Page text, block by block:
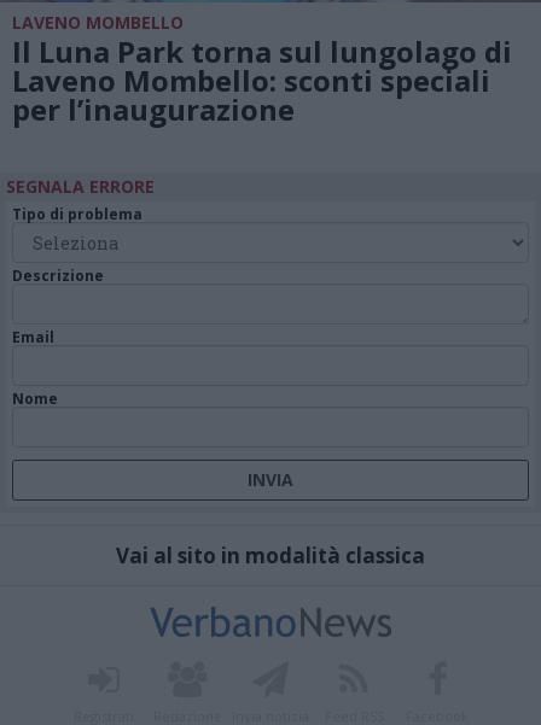
LAVENO MOMBELLO
Il Luna Park torna sul lungolago di
Laveno Mombello: sconti speciali
per l’inaugurazione
SEGNALA ERRORE
Tipo di problema
Descrizione
Email
Nome
Vai al sito in modalità classica